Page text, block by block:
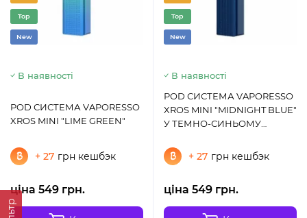
Top
New
В наявності
POD СИСТЕМА VAPORESSO
XROS MINI "LIME GREEN"
+ 27 грн кешбэк
ціна 549 грн.
Top
New
В наявності
POD СИСТЕМА VAPORESSO
XROS MINI "MIDNIGHT BLUE"
У ТЕМНО-СИНЬОМУ
+ 27 грн кешбэк
ціна 549 грн.